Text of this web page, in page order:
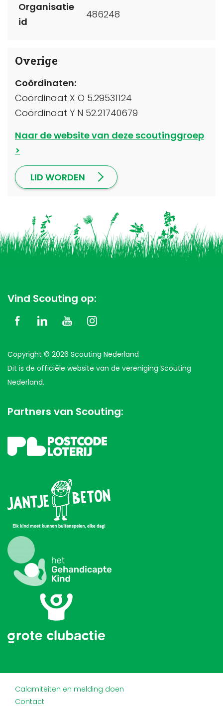
Organisatie
id
486248
Overige
Coördinaten:
Coördinaat X O 5.29531124
Coördinaat Y N 52.21740679
Naar de website van deze scoutinggroep
LID WORDEN
Vind Scouting op:
Copyright © 2026 Scouting Nederland
Dit is de officiële website van de vereniging Scouting
Nederland.
Partners van Scouting:
Calamiteiten en melding doen
Contact